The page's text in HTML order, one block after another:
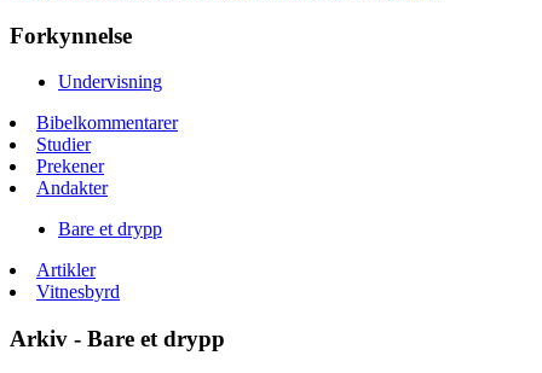
Forkynnelse
Undervisning
Bibelkommentarer
Studier
Prekener
Andakter
Bare et drypp
Artikler
Vitnesbyrd
Arkiv - Bare et drypp